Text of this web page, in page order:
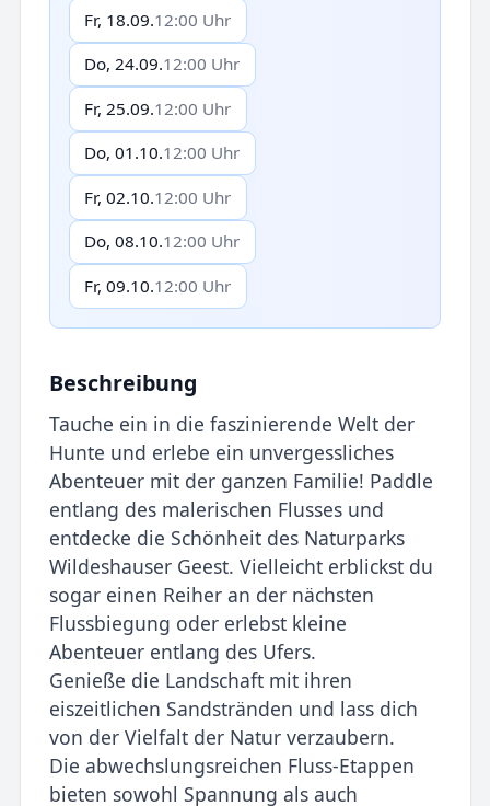
Fr, 18.09.12:00 Uhr
Do, 24.09.12:00 Uhr
Fr, 25.09.12:00 Uhr
Do, 01.10.12:00 Uhr
Fr, 02.10.12:00 Uhr
Do, 08.10.12:00 Uhr
Fr, 09.10.12:00 Uhr
Beschreibung
Tauche ein in die faszinierende Welt der
Hunte und erlebe ein unvergessliches
Abenteuer mit der ganzen Familie! Paddle
entlang des malerischen Flusses und
entdecke die Schönheit des Naturparks
Wildeshauser Geest. Vielleicht erblickst du
sogar einen Reiher an der nächsten
Flussbiegung oder erlebst kleine
Abenteuer entlang des Ufers.
Genieße die Landschaft mit ihren
eiszeitlichen Sandstränden und lass dich
von der Vielfalt der Natur verzaubern.
Die abwechslungsreichen Fluss-Etappen
bieten sowohl Spannung als auch